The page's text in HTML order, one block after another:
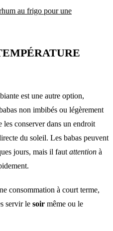
au frigo pour une
est une autre option,
non imbibés ou légèrement
les conserver dans un endroit
du soleil. Les babas peuvent
jours, mais il faut attention à
consommation à court terme,
servir le soir même ou le